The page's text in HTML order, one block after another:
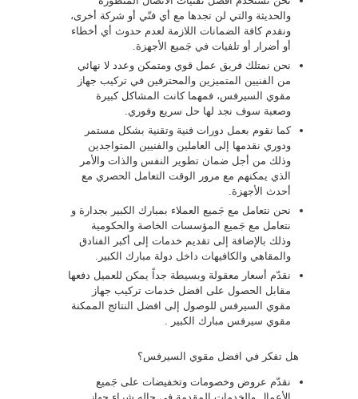
والحديثة والتي لن تجدها مع أي فنّي أو شركة أخرى،
ونقدم كافة الضمانات اللازمة لعدم حدوث أي أخطاء
أو أضرار أو تلفيات في جَميع الأجهزة.
نحن نمتلك فريق عمل قوي ومتمكن وعدد لا نهائي
من الفنيين المتميزين والمحترفين في تركيب جهاز
مقوي السيرفس، فمهما كانت المشاكل كبيرة
وصعبة سوف نجد لها حل سريع وفوري.
كما نقوم بعمل دورات فنية وتقنية بشكل مستمر
ودوري نقدمها إلى العاملين والفنيين المتواجدين
وذلك من أجل ضمان تطوير النفس والذات والأمر
الذي يمكنهم مع مرور الوقت التعامل الحصري مع
أحدث الأجهزة.
نحن نتعامل مع جَميع العملاء بمبارك الكبير بجدارة و
نتعامل مع جَميع المؤسسات الخاصة والحكومية
وذلك بالإضافة إلى تقديم خدمات إلى أكبر الفنادق
والمقاهي والكافيهات داخل دولة مبارك الكبير.
نقدّم أسعار معقولة وبسيطة جداً يمكن للعميل دفعها
مقابل الحصول على افضل خدمات تركيب جهاز
مقوي السيرفس للوصول إلى افضل النتائج الممكنة
مقوي سيرفس مبارك الكبير .
هل تفكر في افضل مقوي السيرفس؟
نقدّم عروض وخصومات وتخفيضات على جَميع